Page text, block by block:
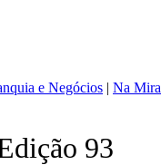
e Negócios | Na Mira
93